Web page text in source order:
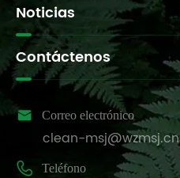
Noticias
Contáctenos
 Correo electrónico
clean-msj@wzmsj.cn
 Teléfono